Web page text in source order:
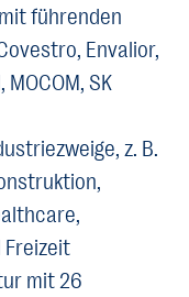
führenden
Envalior,
SK
z. B.
Freizeit
mit 26